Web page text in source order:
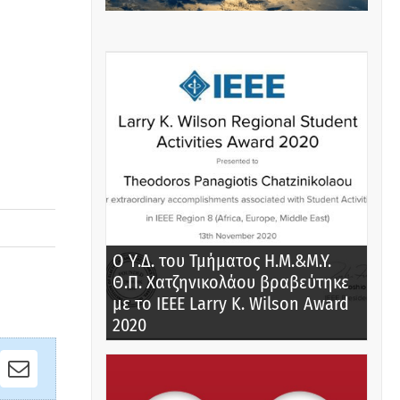
Email
Ο Υ.Δ. του Τμήματος Η.Μ.&M.Y.
Θ.Π. Χατζηνικολάου βραβεύτηκε
με το IEEE Larry K. Wilson Award
2020